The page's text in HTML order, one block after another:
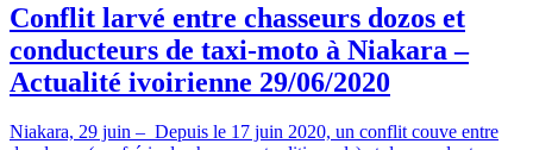
Conflit larvé entre chasseurs dozos et
conducteurs de taxi-moto à Niakara –
Actualité ivoirienne 29/06/2020
Niakara, 29 juin – Depuis le 17 juin 2020, un conflit couve entre